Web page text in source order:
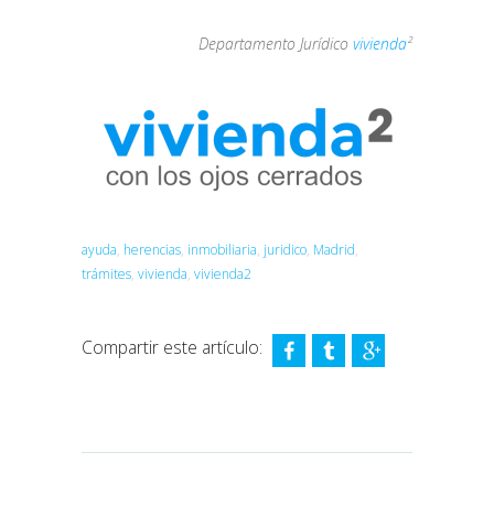
Departamento Jurídico vivienda²
ayuda, herencias, inmobiliaria, juridico, Madrid,
trámites, vivienda, vivienda2
Compartir este artículo: